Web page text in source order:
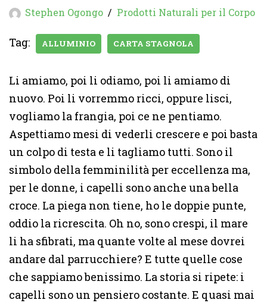
Stephen Ogongo Prodotti Naturali per il Corpo
Tag: ALLUMINIO CARTA STAGNOLA
Li amiamo, poi li odiamo, poi li amiamo di
nuovo. Poi li vorremmo ricci, oppure lisci,
vogliamo la frangia, poi ce ne pentiamo.
Aspettiamo mesi di vederli crescere e poi basta
un colpo di testa e li tagliamo tutti. Sono il
simbolo della femminilità per eccellenza ma,
per le donne, i capelli sono anche una bella
croce. La piega non tiene, ho le doppie punte,
oddio la ricrescita. Oh no, sono crespi, il mare
li ha sfibrati, ma quante volte al mese dovrei
andare dal parrucchiere? E tutte quelle cose
che sappiamo benissimo. La storia si ripete: i
capelli sono un pensiero costante. E quasi mai